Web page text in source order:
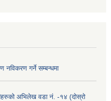
नविकरण गर्ने सम्बन्धमा
अभिलेख वडा नं. -१४ (दोस्रो